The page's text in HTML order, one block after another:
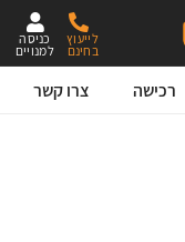
כניסה
למנויים
לייעוץ
בחינם
רכישה צרו קשר